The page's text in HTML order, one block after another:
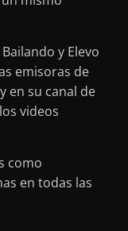
y Elevo
emisoras de
en su canal de
videos
como
en todas las